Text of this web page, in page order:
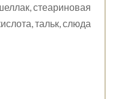
стеариновая
тальк, слюда